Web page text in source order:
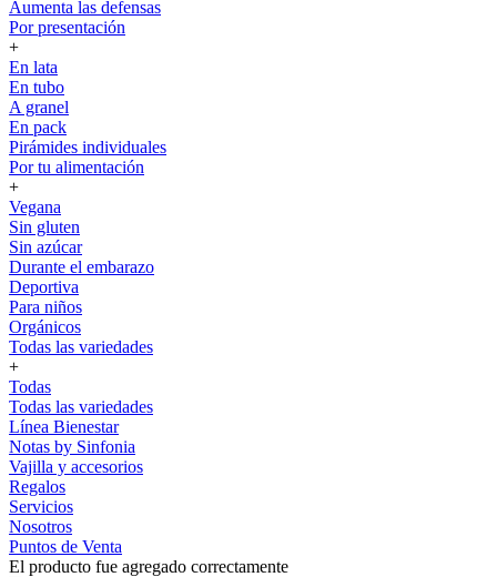
Aumenta las defensas
Por presentación
+
En lata
En tubo
A granel
En pack
Pirámides individuales
Por tu alimentación
+
Vegana
Sin gluten
Sin azúcar
Durante el embarazo
Deportiva
Para niños
Orgánicos
Todas las variedades
+
Todas
Todas las variedades
Línea Bienestar
Notas by Sinfonia
Vajilla y accesorios
Regalos
Servicios
Nosotros
Puntos de Venta
El producto fue agregado correctamente